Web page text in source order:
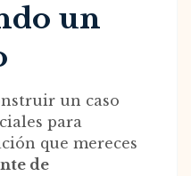
un
un caso
para
que mereces
de